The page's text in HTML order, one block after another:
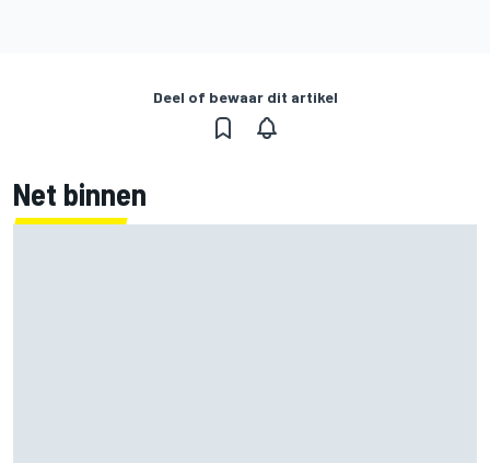
Deel of bewaar dit artikel
Net binnen